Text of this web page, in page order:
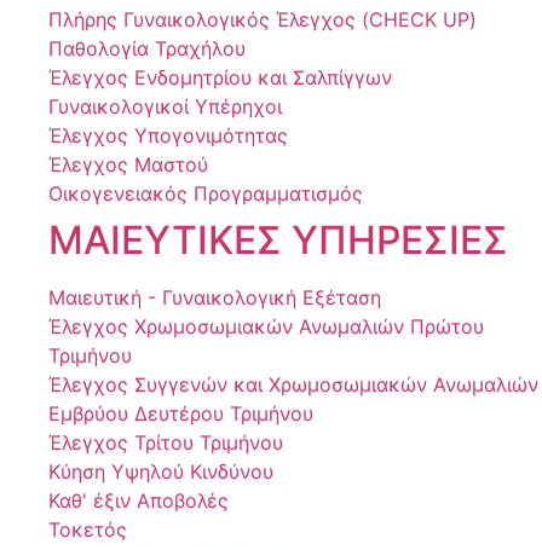
Πλήρης Γυναικολογικός Έλεγχος (CHECK UP)
Παθολογία Τραχήλου
Έλεγχος Ενδομητρίου και Σαλπίγγων
Γυναικολογικοί Υπέρηχοι
Έλεγχος Υπογονιμότητας
Έλεγχος Μαστού
Οικογενειακός Προγραμματισμός
ΜΑΙΕΥΤΙΚΕΣ ΥΠΗΡΕΣΙΕΣ
Μαιευτική - Γυναικολογική Εξέταση
Έλεγχος Χρωμοσωμιακών Ανωμαλιών Πρώτου
Τριμήνου
Έλεγχος Συγγενών και Χρωμοσωμιακών Ανωμαλιών
Εμβρύου Δευτέρου Τριμήνου
Έλεγχος Τρίτου Τριμήνου
Κύηση Υψηλού Κινδύνου
Καθ' έξιν Αποβολές
Τοκετός